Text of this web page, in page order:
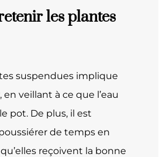
les plantes
suspendues implique
veillant à ce que l’eau
pot. De plus, il est
de temps en
reçoivent la bonne